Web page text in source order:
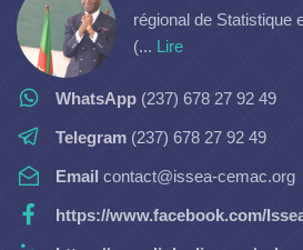
régional de Statistique
(... Lire
WhatsApp (237) 678 27 92 49
Telegram (237) 678 27 92 49
Email contact@issea-cemac.org
https://www.facebook.com/